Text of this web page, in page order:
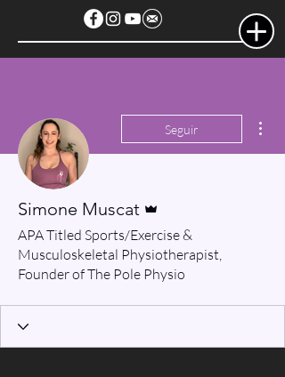
Seguir
Simone Muscat
APA Titled Sports/Exercise &
Musculoskeletal Physiotherapist,
Founder of The Pole Physio